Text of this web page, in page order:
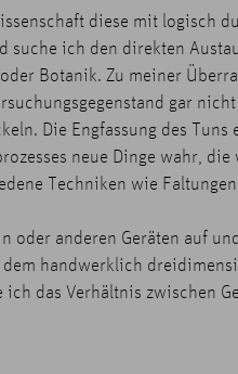
diese mit logisch
suche ich den direkten
Botanik. Zu meiner
gar
Die Engfassung des
neue Dinge wahr,
Techniken wie
oder anderen Geräten auf
handwerklich
das Verhältnis zwischen